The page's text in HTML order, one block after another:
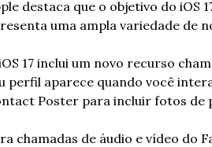
destaca que o objetivo do iOS
uma ampla variedade de
17 inclui um novo recurso
perfil aparece quando você
Poster para incluir fotos de
chamadas de áudio e vídeo do